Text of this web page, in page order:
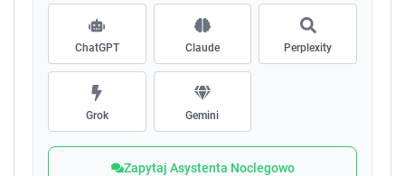
umeblowane w nowoczesnym stylu. Do dyspozycji
gości jest także pomieszczenie do przechowywania
nart czy rowerów, taras z widokiem na Szrenicę,
miejsce na grilla, ogród i bezpłatny parking.
Zapraszamy wszystkich do wyjątkowego miejsca na
mapie Karkonoszy.
ChatGPT Claude Perplexity
Grok Gemini
Zapytaj Asystenta Noclegowo